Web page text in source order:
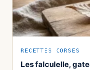
RECETTES CORSES
Les falculelle,